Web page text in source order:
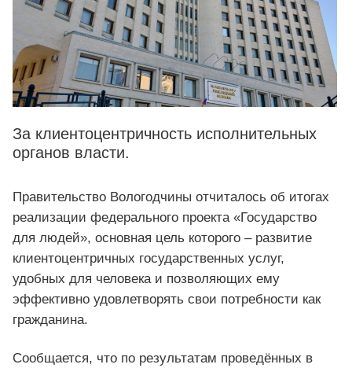
За клиентоцентричность исполнительных
органов власти.
Правительство Вологодчины отчиталось об итогах
реализации федерального проекта «Государство
для людей», основная цель которого – развитие
клиентоцентричных государственных услуг,
удобных для человека и позволяющих ему
эффективно удовлетворять свои потребности как
гражданина.
Сообщается, что по результатам проведённых в